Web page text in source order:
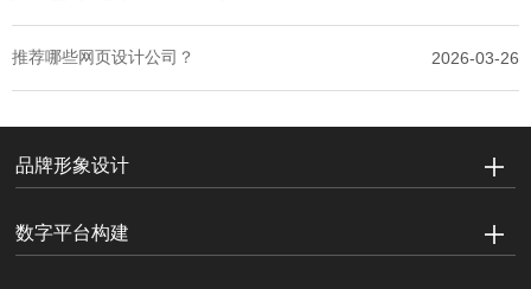
推荐哪些网页设计公司？ 2026-03-26
品牌形象设计
数字平台构建